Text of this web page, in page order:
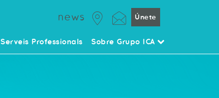
news Únete
Serveis Professionals Sobre Grupo ICA